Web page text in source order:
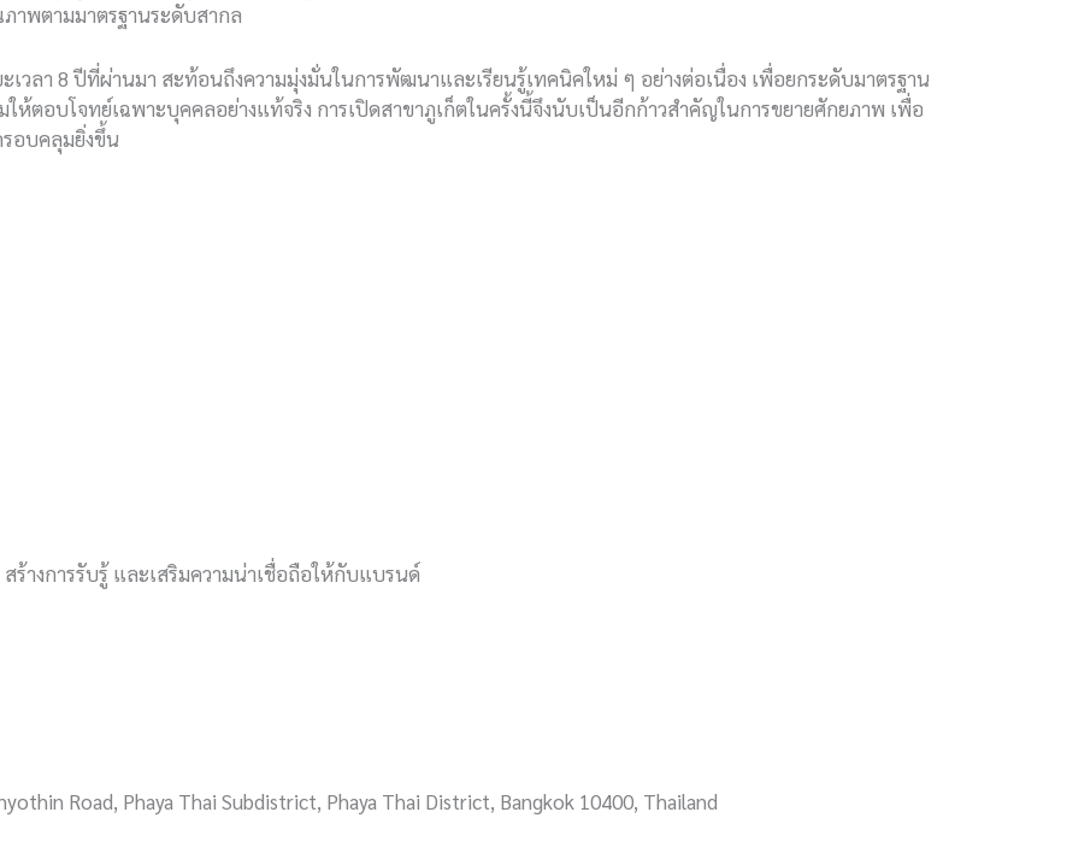
าพตามมาตรฐานระดับสากล
ะเวลา 8 ปีที่ผ่านมา สะท้อนถึงความมุ่งมั่นในการพัฒนาและเรียนรู้เทคนิคใหม่ ๆ อย่างต่อเนื่อง เพื่อยกระดับมาตรฐาน
ตอบโจทย์เฉพาะบุคคลอย่างแท้จริง การเปิดสาขาภูเก็ตในครั้งนี้จึงนับเป็นอีกก้าวสำคัญในการขยายศักยภาพ เพื่อ
อบคลุมยิ่งขึ้น
างการรับรู้ และเสริมความน่าเชื่อถือให้กับแบรนด์
Road, Phaya Thai Subdistrict, Phaya Thai District, Bangkok 10400, Thailand